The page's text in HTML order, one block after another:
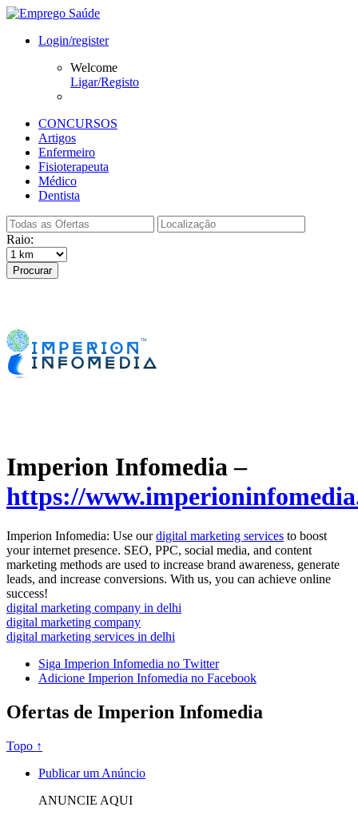
Login/register
Welcome
Ligar/Registo
CONCURSOS
Artigos
Enfermeiro
Fisioterapeuta
Médico
Dentista
Raio:
Procurar
Imperion Infomedia –
https://
Imperion Infomedia: Use ourdigital marketing services to boost
your internet presence. SEO, PPC, social media, and content
marketing methods are used to increase brand awareness, generate
leads, and increase conversions. With us, you can achieve online
success!
digital marketing company in delhi
digital marketing company
digital marketing services in delhi
Siga Imperion Infomedia no Twitter
Adicione Imperion Infomedia no Facebook
Ofertas de Imperion Infomedia
Topo ↑
Publicar um Anúncio
ANUNCIE AQUI